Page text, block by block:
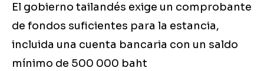
El gobierno tailandés exige un comprobante
de fondos suficientes para la estancia,
incluida una cuenta bancaria con un saldo
mínimo de 500 000 baht